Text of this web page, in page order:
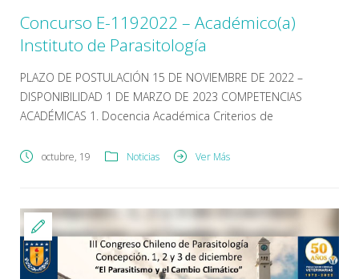
Concurso E-1192022 – Académico(a)
Instituto de Parasitología
PLAZO DE POSTULACIÓN 15 DE NOVIEMBRE DE 2022 –
DISPONIBILIDAD 1 DE MARZO DE 2023 COMPETENCIAS
ACADÉMICAS 1. Docencia Académica Criterios de
profesional de la Escuela de Tecnología Médica, con énfasis
octubre, 19 Noticias Ver Más